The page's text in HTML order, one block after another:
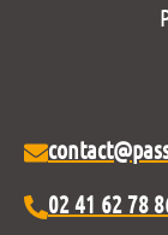
02 41 62 78